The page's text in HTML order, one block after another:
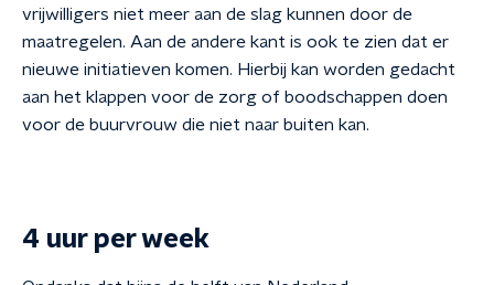
vrijwilligers niet meer aan de slag kunnen door de
maatregelen. Aan de andere kant is ook te zien dat er
nieuwe initiatieven komen. Hierbij kan worden gedacht
aan het klappen voor de zorg of boodschappen doen
voor de buurvrouw die niet naar buiten kan.
4 uur per week